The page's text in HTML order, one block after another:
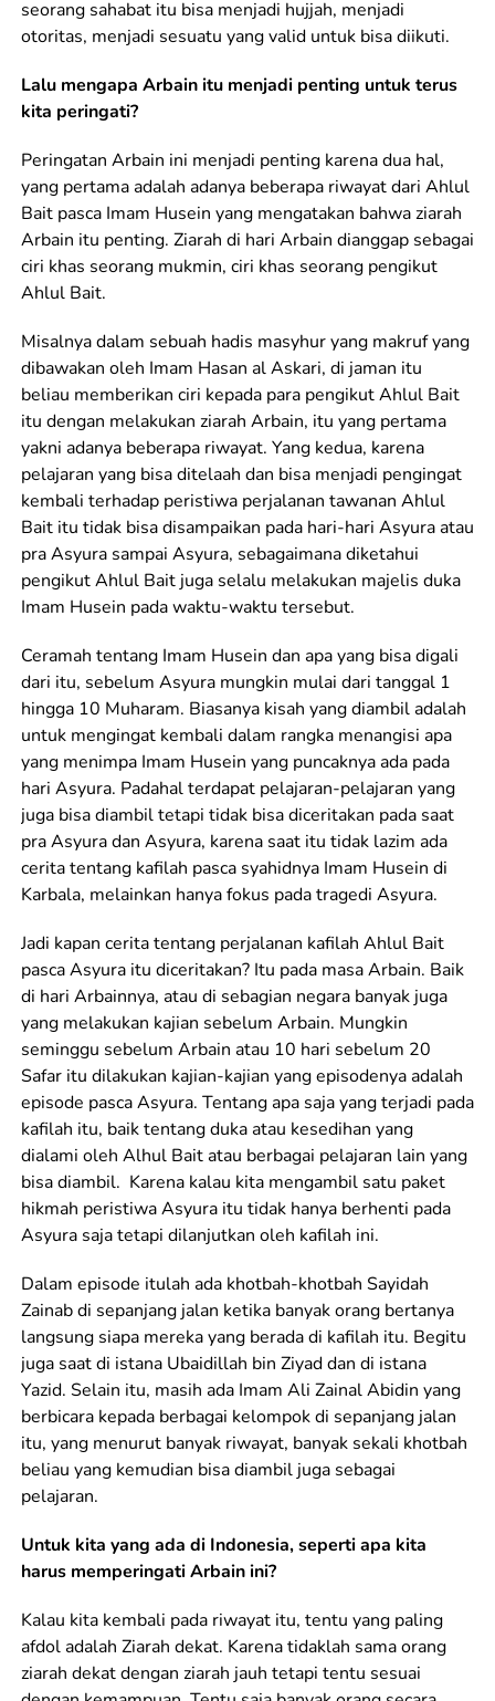
seorang sahabat itu bisa menjadi hujjah, menjadi
otoritas, menjadi sesuatu yang valid untuk bisa diikuti.
Lalu mengapa Arbain itu menjadi penting untuk terus
kita peringati?
Peringatan Arbain ini menjadi penting karena dua hal,
yang pertama adalah adanya beberapa riwayat dari Ahlul
Bait pasca Imam Husein yang mengatakan bahwa ziarah
Arbain itu penting. Ziarah di hari Arbain dianggap sebagai
ciri khas seorang mukmin, ciri khas seorang pengikut
Ahlul Bait.
Misalnya dalam sebuah hadis masyhur yang makruf yang
dibawakan oleh Imam Hasan al Askari, di jaman itu
beliau memberikan ciri kepada para pengikut Ahlul Bait
itu dengan melakukan ziarah Arbain, itu yang pertama
yakni adanya beberapa riwayat. Yang kedua, karena
pelajaran yang bisa ditelaah dan bisa menjadi pengingat
kembali terhadap peristiwa perjalanan tawanan Ahlul
Bait itu tidak bisa disampaikan pada hari-hari Asyura atau
pra Asyura sampai Asyura, sebagaimana diketahui
pengikut Ahlul Bait juga selalu melakukan majelis duka
Imam Husein pada waktu-waktu tersebut.
Ceramah tentang Imam Husein dan apa yang bisa digali
dari itu, sebelum Asyura mungkin mulai dari tanggal 1
hingga 10 Muharam. Biasanya kisah yang diambil adalah
untuk mengingat kembali dalam rangka menangisi apa
yang menimpa Imam Husein yang puncaknya ada pada
hari Asyura. Padahal terdapat pelajaran-pelajaran yang
juga bisa diambil tetapi tidak bisa diceritakan pada saat
pra Asyura dan Asyura, karena saat itu tidak lazim ada
cerita tentang kafilah pasca syahidnya Imam Husein di
Karbala, melainkan hanya fokus pada tragedi Asyura.
Jadi kapan cerita tentang perjalanan kafilah Ahlul Bait
pasca Asyura itu diceritakan? Itu pada masa Arbain. Baik
di hari Arbainnya, atau di sebagian negara banyak juga
yang melakukan kajian sebelum Arbain. Mungkin
seminggu sebelum Arbain atau 10 hari sebelum 20
Safar itu dilakukan kajian-kajian yang episodenya adalah
episode pasca Asyura. Tentang apa saja yang terjadi pada
kafilah itu, baik tentang duka atau kesedihan yang
dialami oleh Alhul Bait atau berbagai pelajaran lain yang
bisa diambil. Karena kalau kita mengambil satu paket
hikmah peristiwa Asyura itu tidak hanya berhenti pada
Asyura saja tetapi dilanjutkan oleh kafilah ini.
Dalam episode itulah ada khotbah-khotbah Sayidah
Zainab di sepanjang jalan ketika banyak orang bertanya
langsung siapa mereka yang berada di kafilah itu. Begitu
juga saat di istana Ubaidillah bin Ziyad dan di istana
Yazid. Selain itu, masih ada Imam Ali Zainal Abidin yang
berbicara kepada berbagai kelompok di sepanjang jalan
itu, yang menurut banyak riwayat, banyak sekali khotbah
beliau yang kemudian bisa diambil juga sebagai
pelajaran.
Untuk kita yang ada di Indonesia, seperti apa kita
harus memperingati Arbain ini?
Kalau kita kembali pada riwayat itu, tentu yang paling
afdol adalah Ziarah dekat. Karena tidaklah sama orang
ziarah dekat dengan ziarah jauh tetapi tentu sesuai